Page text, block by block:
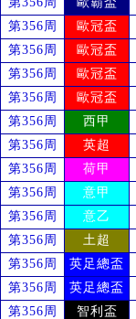
第356周
歐冠盃
第356周
歐冠盃
第356周
歐冠盃
第356周
歐冠盃
第356周
西甲
第356周
英超
第356周
荷甲
第356周
意甲
第356周
意乙
第356周
土超
第356周
英足總盃
第356周
英足總盃
第356周
智利盃